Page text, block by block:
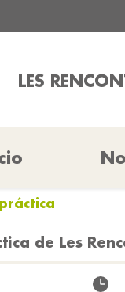
LES
de Les